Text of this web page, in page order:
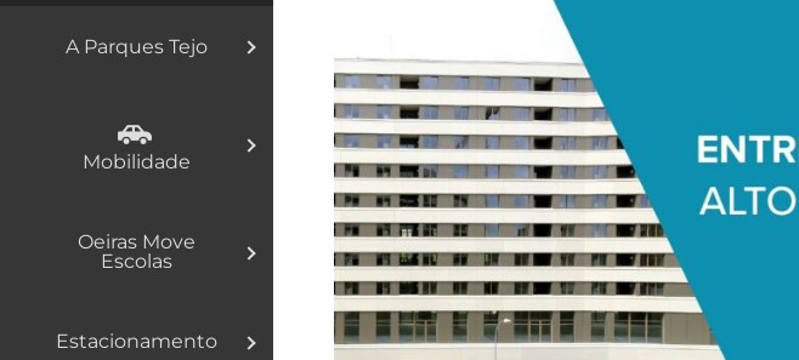
A Parques Tejo
Mobilidade
Oeiras Move
Escolas
Estacionamento